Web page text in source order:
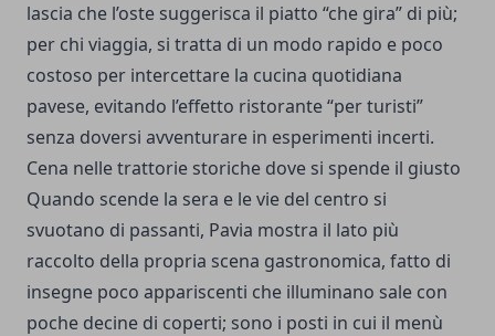
lascia che l’oste suggerisca il piatto “che gira” di più;
per chi viaggia, si tratta di un modo rapido e poco
costoso per intercettare la cucina quotidiana
pavese, evitando l’effetto ristorante “per turisti”
senza doversi avventurare in esperimenti incerti.
Cena nelle trattorie storiche dove si spende il giusto
Quando scende la sera e le vie del centro si
svuotano di passanti, Pavia mostra il lato più
raccolto della propria scena gastronomica, fatto di
insegne poco appariscenti che illuminano sale con
poche decine di coperti; sono i posti in cui il menù